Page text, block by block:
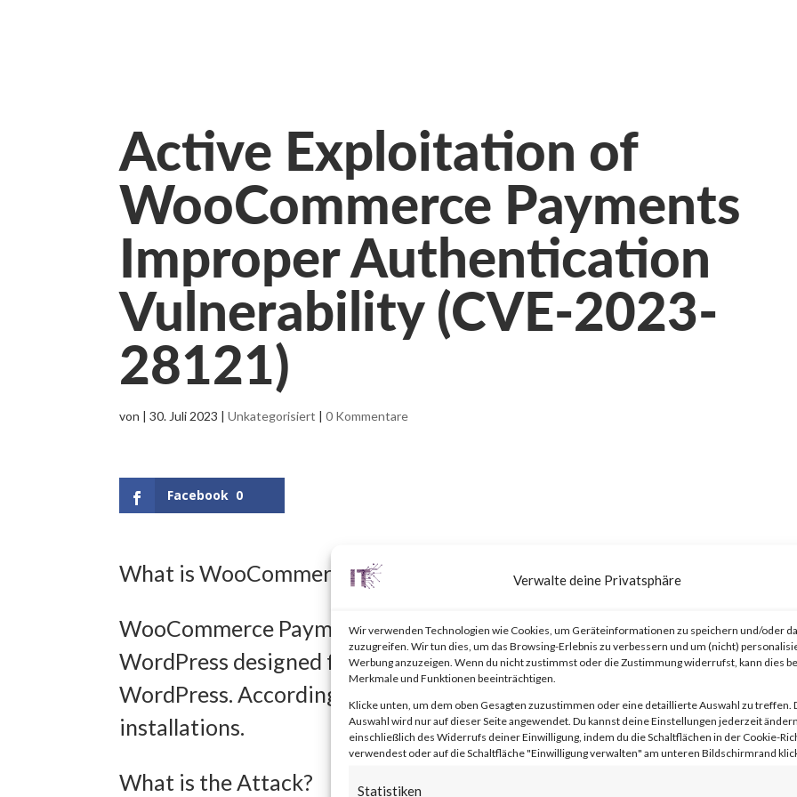
Verwalte deine Privatsphäre
Wir verwenden Technologien wie Cookies, um Geräteinformationen zu speichern und/oder
zuzugreifen. Wir tun dies, um das Browsing-Erlebnis zu verbessern und um (nicht)
Werbung anzuzeigen. Wenn du nicht zustimmst oder die Zustimmung widerrufst, kann dies
Merkmale und Funktionen beeinträchtigen.
Klicke unten, um dem oben Gesagten zuzustimmen oder eine detaillierte Auswahl zu treffen.
Auswahl wird nur auf dieser Seite angewendet. Du kannst deine Einstellungen jederzeit ändern,
einschließlich des Widerrufs deiner Einwilligung, indem du die Schaltflächen in der Cookie-
verwendest oder auf die Schaltfläche "Einwilligung verwalten" am unteren Bildschirmrand
Statistiken
Active Exploitation of
WooCommerce Payments
Improper Authentication
Vulnerability (CVE-2023-
28121)
von |30. Juli 2023 |Unkategorisiert |0 Kommentare
Facebook 0
What is WooCommerce Payments?
WooCommerce Payments is a popular e-commerce payment plugin
WordPress designed for small to large-sized online merchants using
WordPress. According to Woo, the plugin has over 600,000 active
installations.
What is the Attack?